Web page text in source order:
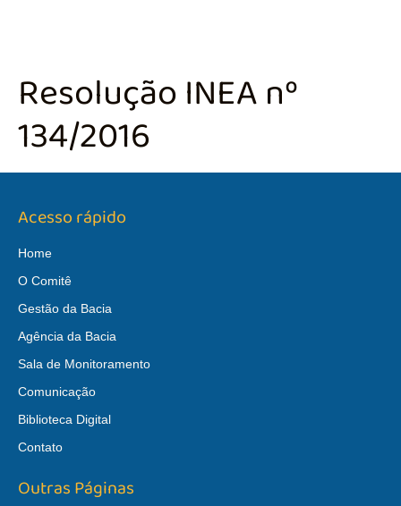
Resolução INEA nº
134/2016
Acesso rápido
Home
O Comitê
Gestão da Bacia
Agência da Bacia
Sala de Monitoramento
Comunicação
Biblioteca Digital
Contato
Outras Páginas